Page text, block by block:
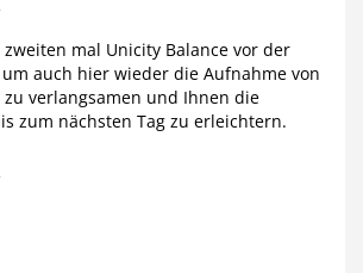
mal Unicity Balance vor der
auch hier wieder die Aufnahme von
verlangsamen und Ihnen die
zum nächsten Tag zu erleichtern.